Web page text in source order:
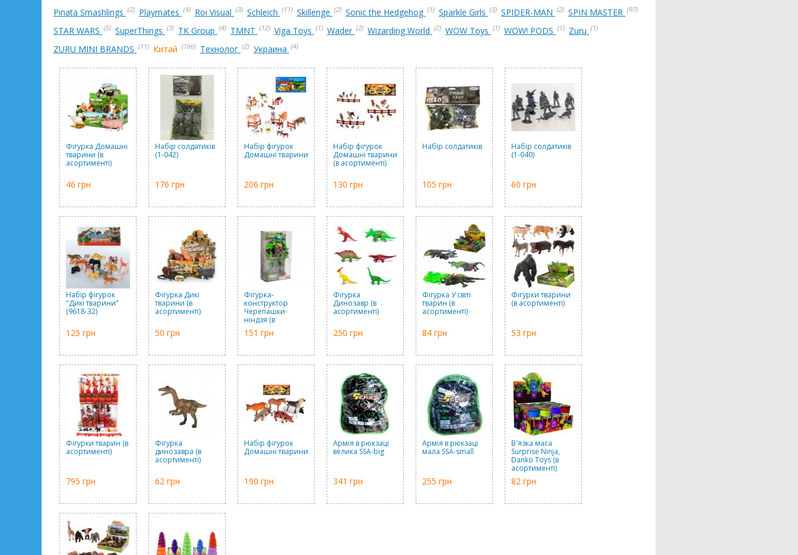
Pinata Smashlings (2) Playmates (4) Roi Visual (3) Schleich (11) Skillenge (2) Sonic the Hedgehog (1) Sparkle Girls (3) SPIDER-MAN (2) SPIN MASTER (97)
STAR WARS (5) SuperThings (3) TK Group (4) TMNT (12) Viga Toys (1) Wader (2) Wizarding World (2) WOW Toys (1) WOW! PODS (1) Zuru (1)
ZURU MINI BRANDS (11) Китай (166) Технолог (2) Украина (4)
Фігурка Домашні
тварини (в
асортименті)
46 грн
Набір солдатиків
(1-042)
176 грн
Набір фігурок
Домашні тварини
206 грн
Набір фігурок
Домашні тварини
(в асортименті)
130 грн
Набір солдатиків
105 грн
Набір солдатиків
(1-040)
60 грн
Набір фігурок
"Дикі тварини"
(9618-32)
125 грн
Фігурка Дикі
тварини (в
асортименті)
50 грн
Фігурка-
конструктор
Черепашки-
ніндзя (в
асортименті)
151 грн
Фігурка
Динозавр (в
асортименті)
250 грн
Фігурка У світі
тварин (в
асортименті)
84 грн
Фігурки тварини
(в асортименті)
53 грн
Фігурки тварин (в
асортименті)
795 грн
Фігурка
динозавра (в
асортименті)
62 грн
Набір фігурок
Домашні тварини
190 грн
Армія в рюкзаці
велика SSA-big
341 грн
Армія в рюкзаці
мала SSA-small
255 грн
В'язка маса
Surprise Ninja,
Danko Toys (в
асортименті)
82 грн